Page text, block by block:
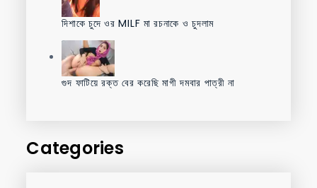
দিশাকে চুদে ওর MILF মা রচনাকে ও চুদলাম
গুদ ফাটিয়ে রক্ত বের করেছি মাগী দমবার পাত্রী না
Categories